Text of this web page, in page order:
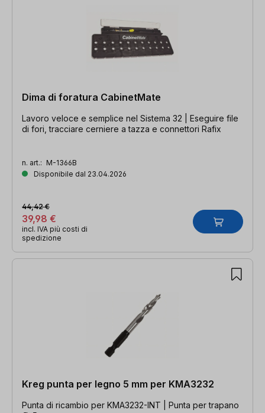
Dima di foratura CabinetMate
Lavoro veloce e semplice nel Sistema 32 | Eseguire file
di fori, tracciare cerniere a tazza e connettori Rafix
n. art.: M-1366B
Disponibile dal 23.04.2026
39,98 €
44,42 €
incl. IVA più costi di
spedizione
Kreg punta per legno 5 mm per KMA3232
Punta di ricambio per KMA3232-INT | Punta per trapano